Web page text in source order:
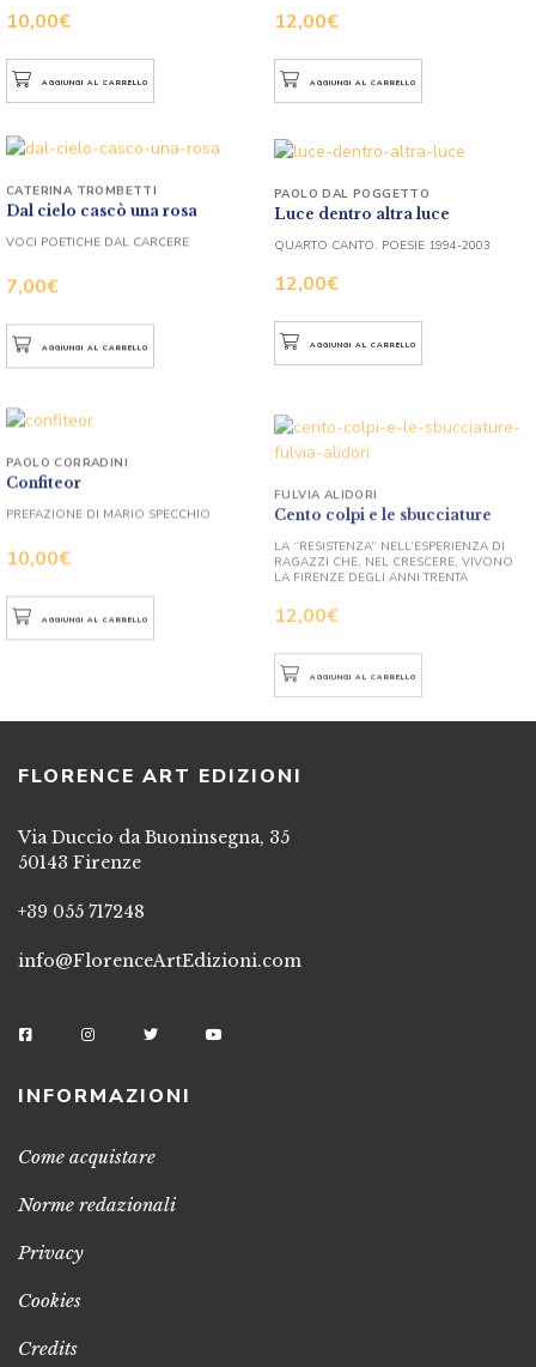
10,00€
AGGIUNGI AL CARRELLO
12,00€
AGGIUNGI AL CARRELLO
Dal cielo cascò una rosa
7,00€
CATERINA TROMBETTI
VOCI POETICHE DAL CARCERE
AGGIUNGI AL CARRELLO
Luce dentro altra luce
12,00€
PAOLO DAL POGGETTO
QUARTO CANTO. POESIE 1994-2003
Confiteor
10,00€
Cento colpi e le sbucciature
LA “RESISTENZA” NELL’ESPERIENZA DI
RAGAZZI CHE, NEL CRESCERE, VIVONO
LA FIRENZE DEGLI ANNI TRENTA
FLORENCE ART EDIZIONI
Via Duccio da Buoninsegna, 35
50143 Firenze
+39 055 717248
info@FlorenceArtEdizioni.com
INFORMAZIONI
Come acquistare
Norme redazionali
Privacy
Cookies
Credits